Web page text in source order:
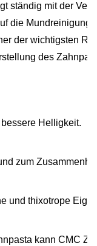
ständig mit der
die
der wichtigsten
des
Helligkeit.
zum
und thixotrope
kann CMC